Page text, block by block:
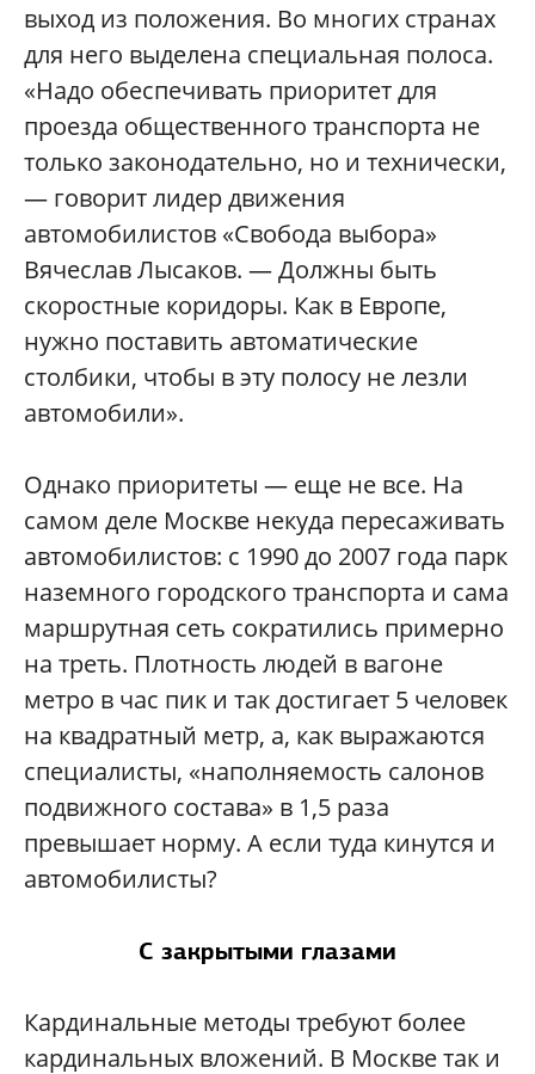
выход из положения. Во многих странах
для него выделена специальная полоса.
«Надо обеспечивать приоритет для
проезда общественного транспорта не
только законодательно, но и технически,
— говорит лидер движения
автомобилистов «Свобода выбора»
Вячеслав Лысаков. — Должны быть
скоростные коридоры. Как в Европе,
нужно поставить автоматические
столбики, чтобы в эту полосу не лезли
автомобили».
Однако приоритеты — еще не все. На
самом деле Москве некуда пересаживать
автомобилистов: с 1990 до 2007 года парк
наземного городского транспорта и сама
маршрутная сеть сократились примерно
на треть. Плотность людей в вагоне
метро в час пик и так достигает 5 человек
на квадратный метр, а, как выражаются
специалисты, «наполняемость салонов
подвижного состава» в 1,5 раза
превышает норму. А если туда кинутся и
автомобилисты?
С закрытыми глазами
Кардинальные методы требуют более
кардинальных вложений. В Москве так и